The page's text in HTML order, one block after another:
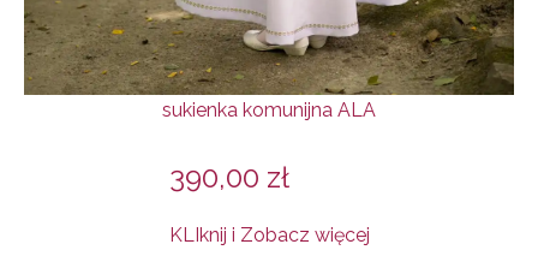
sukienka komunijna ALA
390,00 zł
KLIknij i Zobacz więcej